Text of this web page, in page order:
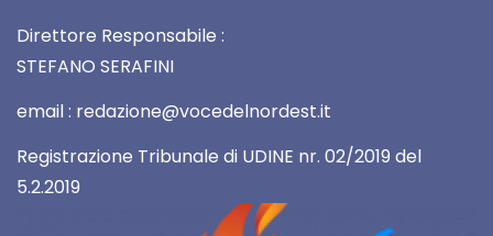
Direttore Responsabile :
STEFANO SERAFINI
email : redazione@vocedelnordest.it
Registrazione Tribunale di UDINE nr. 02/2019 del
5.2.2019